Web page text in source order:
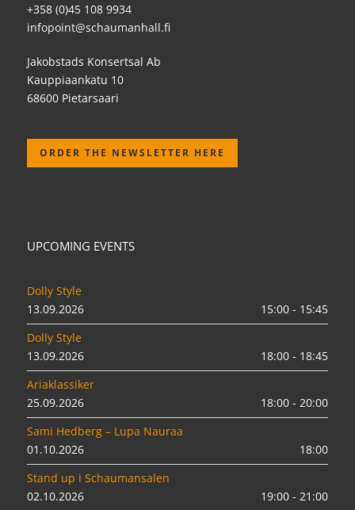
+358 (0)45 108 9934
infopoint@schaumanhall.fi
Jakobstads Konsertsal Ab
Kauppiaankatu 10
68600 Pietarsaari
ORDER THE NEWSLETTER HERE
UPCOMING EVENTS
Dolly Style
13.09.2026
15:00 - 15:45
Dolly Style
13.09.2026
18:00 - 18:45
Ariaklassiker
25.09.2026
18:00 - 20:00
Sami Hedberg – Lupa Nauraa
01.10.2026
18:00
Stand up i Schaumansalen
02.10.2026
19:00 - 21:00